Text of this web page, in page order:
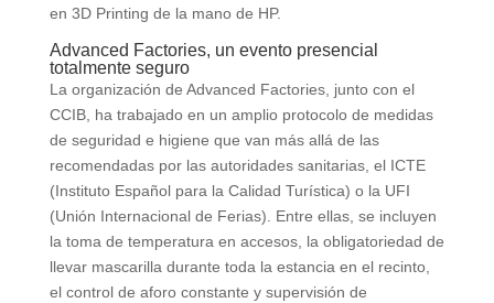
en 3D Printing de la mano de HP.
Advanced Factories, un evento presencial
totalmente seguro
La organización de Advanced Factories, junto con el
CCIB, ha trabajado en un amplio protocolo de medidas
de seguridad e higiene que van más allá de las
recomendadas por las autoridades sanitarias, el ICTE
(Instituto Español para la Calidad Turística) o la UFI
(Unión Internacional de Ferias). Entre ellas, se incluyen
la toma de temperatura en accesos, la obligatoriedad de
llevar mascarilla durante toda la estancia en el recinto,
el control de aforo constante y supervisión de